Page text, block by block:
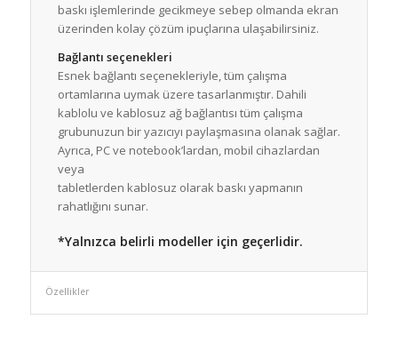
baskı işlemlerinde gecikmeye sebep olmanda ekran
üzerinden kolay çözüm ipuçlarına ulaşabilirsiniz.
Bağlantı seçenekleri
Esnek bağlantı seçenekleriyle, tüm çalışma
ortamlarına uymak üzere tasarlanmıştır. Dahili
kablolu ve kablosuz ağ bağlantısı tüm çalışma
grubunuzun bir yazıcıyı paylaşmasına olanak sağlar.
Ayrıca, PC ve notebook’lardan, mobil cihazlardan
veya
tabletlerden kablosuz olarak baskı yapmanın
rahatlığını sunar.
*Yalnızca belirli modeller için geçerlidir.
Özellikler